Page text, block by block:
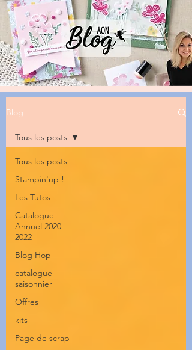
Blog
Tous les posts
Stampin'up !
Les Tutos
Catalogue
Annuel 2020-
2022
Blog Hop
catalogue
saisonnier
Offres
kits
Page de scrap
Tous les posts